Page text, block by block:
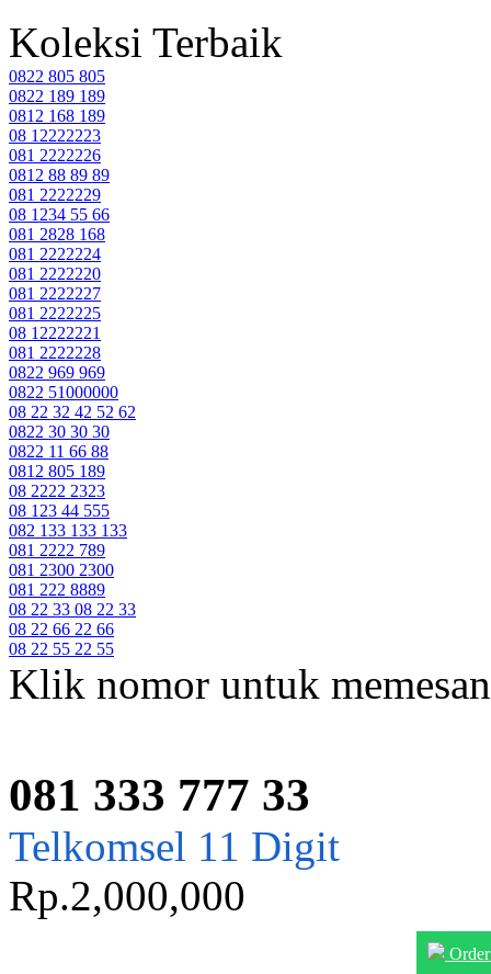
Koleksi Terbaik
0822 805 805
0822 189 189
0812 168 189
08 12222223
081 2222226
0812 88 89 89
081 2222229
08 1234 55 66
081 2828 168
081 2222224
081 2222220
081 2222227
081 2222225
08 12222221
081 2222228
0822 969 969
0822 51000000
08 22 32 42 52 62
0822 30 30 30
0822 11 66 88
0812 805 189
08 2222 2323
08 123 44 555
082 133 133 133
081 2222 789
081 2300 2300
081 222 8889
08 22 33 08 22 33
08 22 66 22 66
08 22 55 22 55
Klik nomor untuk memesan
081 333 777 33
Telkomsel 11 Digit
Rp.2,000,000